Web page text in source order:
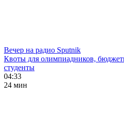
Вечер на радио Sputnik
Квоты для олимпиадников,
студенты
04:33
24 мин